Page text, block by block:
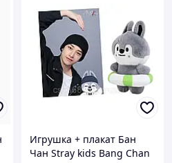
Игрушка + плакат Бан
Чан Stray kids Bang Chan